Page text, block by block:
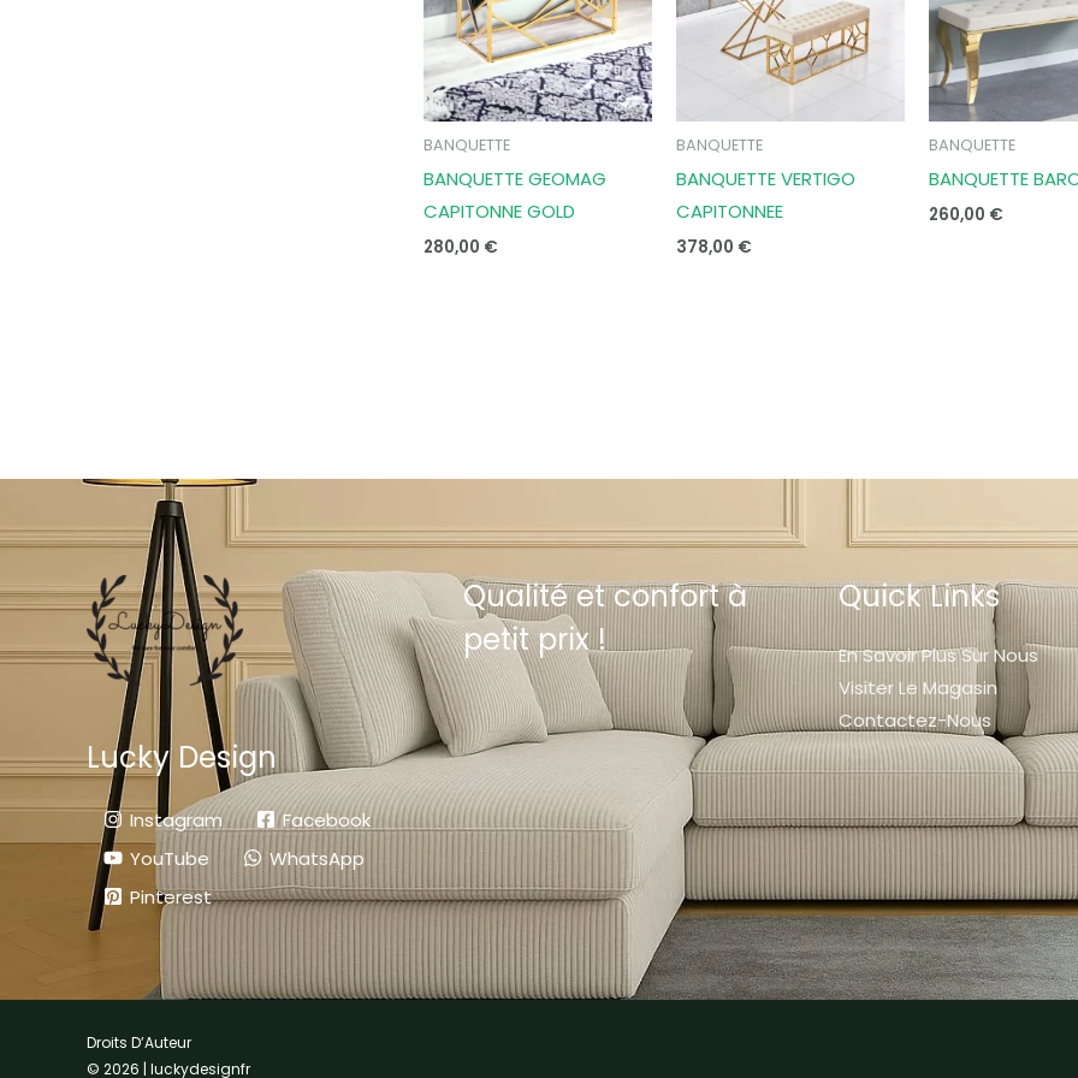
BANQUETTE
BANQUETTE GEOMAG
CAPITONNE GOLD
280,00 €
BANQUETTE
BANQUETTE VERTIGO
CAPITONNEE
378,00 €
BANQUETTE
BANQUETTE
260,00 €
Lucky Design
Instagram
Facebook
YouTube
WhatsApp
Pinterest
Qualité et confort à
petit prix !
Quick Links
En Savoir Plus Sur Nous
Visiter Le Magasin
Contactez-Nous
Droits D’Auteur
© 2026 | luckydesignfr